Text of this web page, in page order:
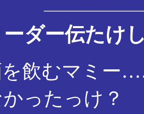
ダー伝たけ
を飲むマミー
ったっけ？